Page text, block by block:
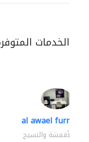
الخدمات
al awael
الأقمشة والنسيج